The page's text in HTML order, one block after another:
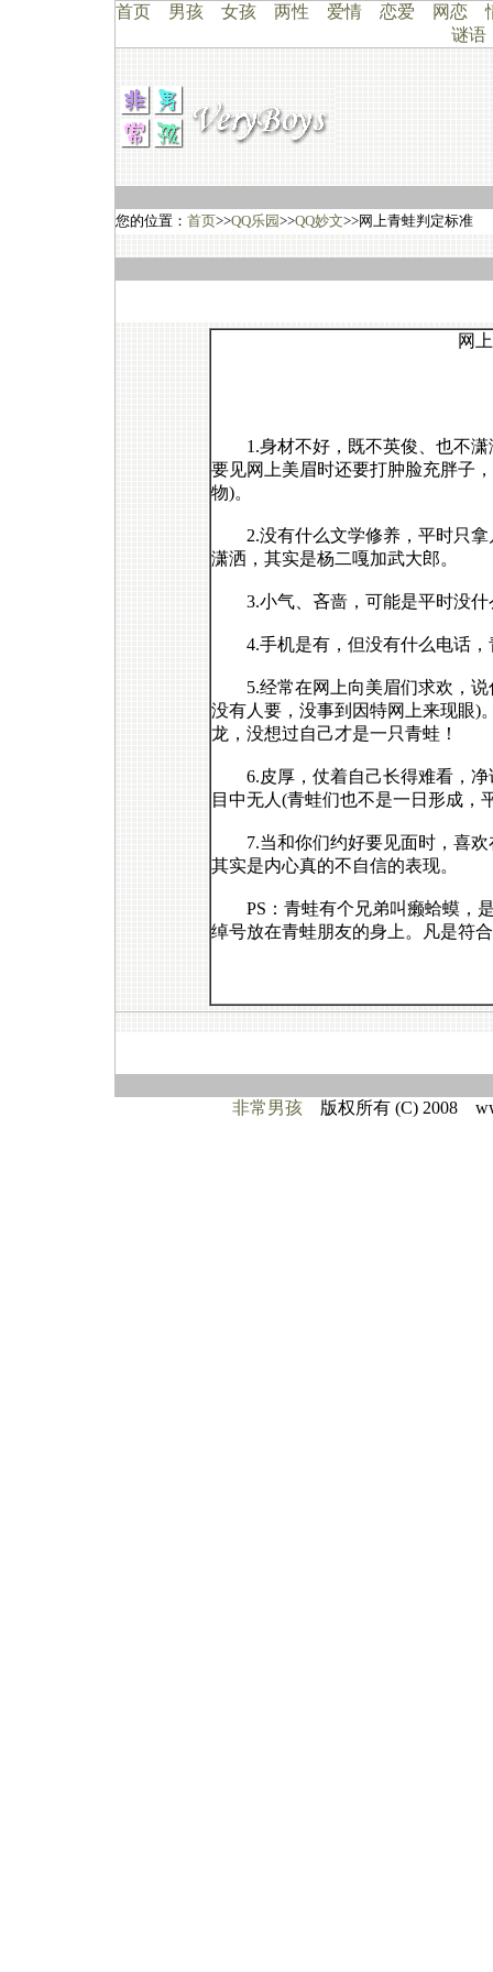
首页 男孩 女孩 两性 爱情 恋爱 网恋
谜语
您的位置： 首页>>QQ乐园>>QQ妙文>>网上青蛙判定标准
网上青蛙判
1.身材不好，既不英俊、也不潇
要见网上美眉时还要打肿脸充胖子
物)。
2.没有什么文学修养，平时只拿
潇洒，其实是杨二嘎加武大郎。
3.小气、吝啬，可能是平时没什
4.手机是有，但没有什么电话，
5.经常在网上向美眉们求欢，说
没有人要，没事到因特网上来现眼)
龙，没想过自己才是一只青蛙！
6.皮厚，仗着自己长得难看，净
目中无人(青蛙们也不是一日形成，
7.当和你们约好要见面时，喜欢
其实是内心真的不自信的表现。
PS：青蛙有个兄弟叫癞蛤蟆，是
绰号放在青蛙朋友的身上。凡是符
非常男孩 版权所有 (C) 2008